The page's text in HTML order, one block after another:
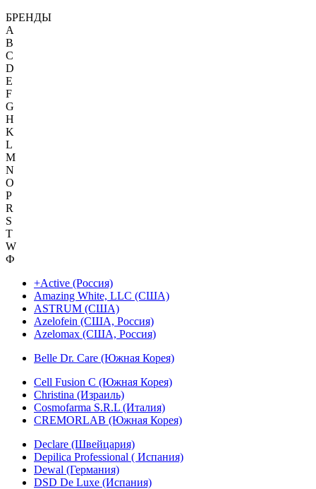
БРЕНДЫ
A
B
C
D
E
F
G
H
K
L
M
N
O
P
R
S
T
W
Ф
+Active (Россия)
Amazing White, LLC (США)
ASTRUM (США)
Azelofein (США, Россия)
Azelomax (США, Россия)
Belle Dr. Care (Южная Корея)
Cell Fusion C (Южная Корея)
Christina (Израиль)
Cosmofarma S.R.L (Италия)
CREMORLAB (Южная Корея)
Declare (Швейцария)
Depilica Professional ( Испания)
Dewal (Германия)
DSD De Luxe (Испания)